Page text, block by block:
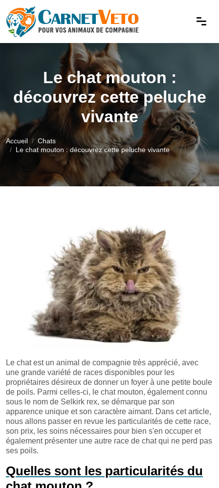
Le chat mouton :
découvrez cette peluche
vivante
Accueil
Chats
Le chat mouton : découvrez cette peluche vivante
Le chat est un animal de compagnie très apprécié, avec
une grande variété de races disponibles pour les
propriétaires désireux de donner un foyer à une petite boule
de poils. Parmi celles-ci, le chat mouton, également connu
sous le nom de Selkirk rex, se démarque par son
apparence unique et son caractère aimant. Dans cet article,
nous allons passer en revue les particularités de cette race,
son prix, les soins nécessaires pour bien s'en occuper et
également présenter une autre race de chat qui ne perd pas
ses poils.
Quelles sont les particularités du